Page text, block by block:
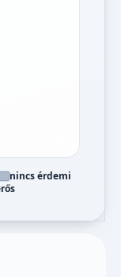
nincs érdemi